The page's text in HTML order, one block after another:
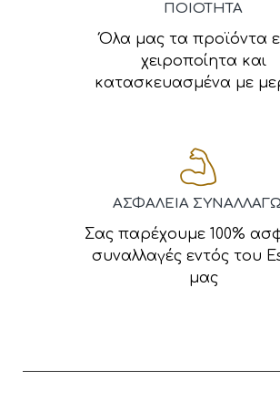
ΠΟΙΟΤΗΤΑ
Όλα μας τα προϊόντα
χειροποίητα και
κατασκευασμένα με
ΑΣΦΑΛΕΙΑ
Σας παρέχουμε 100%
συναλλαγές εντός του
μας